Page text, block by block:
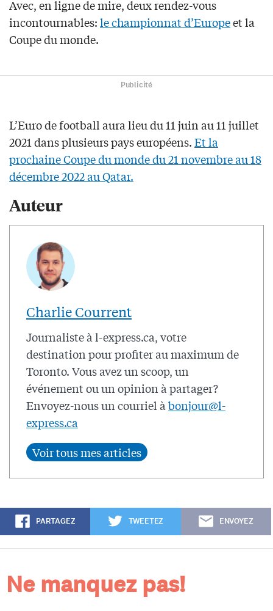
Avec, en ligne de mire, deux rendez-vous
incontournables:le championnat d’Europeet la
Coupe du monde.
Publicité
L’Euro de football aura lieu du 11 juin au 11 juillet
2021 dans plusieurs pays européens.Et la
prochaine Coupe du monde du 21 novembre au 18
décembre 2022 au Qatar.
Auteur
Charlie Courrent
Journaliste à l-express.ca, votre
destination pour profiter au maximum de
Toronto. Vous avez un scoop, un
événement ou un opinion à partager?
Envoyez-nous un courriel à bonjour@l-
express.ca
PARTAGEZ TWEETEZ ENVOYEZ
Ne manquez pas!